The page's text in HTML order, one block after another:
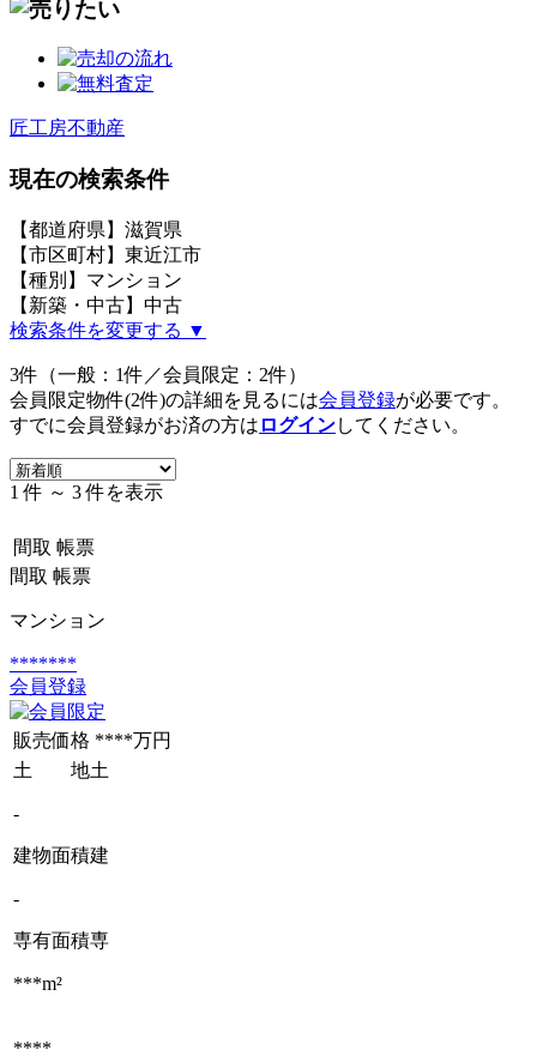
匠工房不動産
現在の検索条件
【都道府県】滋賀県
【市区町村】東近江市
【種別】マンション
【新築・中古】中古
検索条件を変更する ▼
3件（一般：1件／会員限定：2件）
会員限定物件(2件)の詳細を見るには会員登録が必要です。
すでに会員登録がお済の方は ログインしてください。
1 件 ～ 3 件を表示
間取 帳票
間取 帳票
マンション
*******
会員登録
販売価格 ****万円
土 地土
-
建物面積建
-
専有面積専
***m²
****